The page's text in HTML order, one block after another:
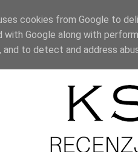
cookies from Google to
with Google along with
to detect and address